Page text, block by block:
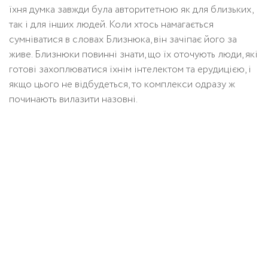
їхня думка завжди була авторитетною як для близьких,
так і для інших людей. Коли хтось намагається
сумніватися в словах Близнюка, він зачіпає його за
живе. Близнюки повинні знати, що їх оточують люди, які
готові захоплюватися їхнім інтелектом та ерудицією, і
якщо цього не відбудеться, то комплекси одразу ж
починають вилазити назовні.